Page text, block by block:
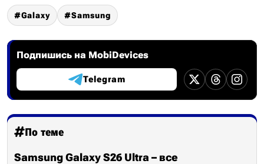
Galaxy Samsung
Подпишись на MobiDevices
Telegram
По теме
Samsung Galaxy S26 Ultra – все